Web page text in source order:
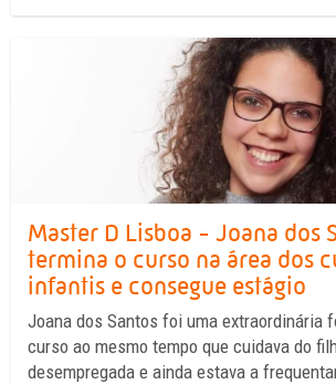
Master D Lisboa - Joana dos
termina o curso na área dos
infantis e consegue estágio
Joana dos Santos foi uma extraordinária
curso ao mesmo tempo que cuidava do
desempregada e ainda estava a